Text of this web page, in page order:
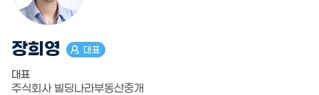
장희영 대표
대표
주식회사 빌딩나라부동산중개